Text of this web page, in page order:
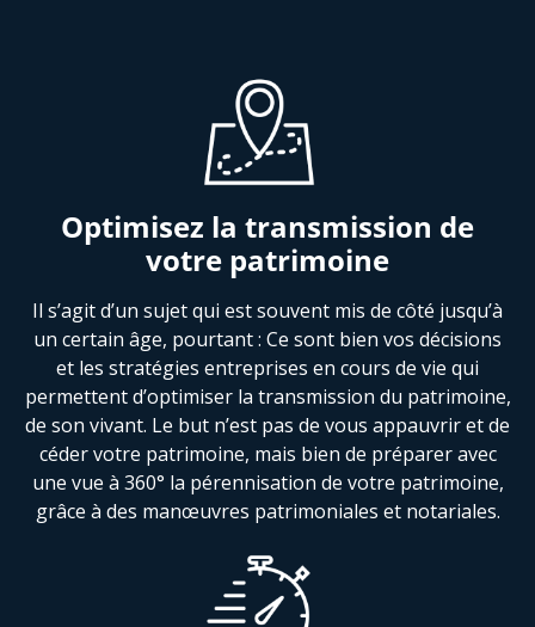
Optimisez la transmission de
votre patrimoine
Il s’agit d’un sujet qui est souvent mis de côté jusqu’à
un certain âge, pourtant : Ce sont bien vos décisions
et les stratégies entreprises en cours de vie qui
permettent d’optimiser la transmission du patrimoine,
de son vivant. Le but n’est pas de vous appauvrir et de
céder votre patrimoine, mais bien de préparer avec
une vue à 360° la pérennisation de votre patrimoine,
grâce à des manœuvres patrimoniales et notariales.